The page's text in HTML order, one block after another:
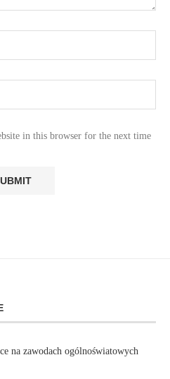
in this browser for the next time
na zawodach ogólnoświatowych